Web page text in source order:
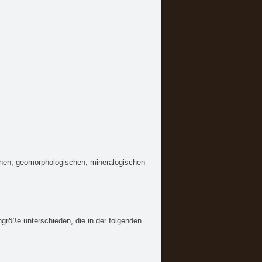
geomorphologischen, mineralogischen
unterschieden, die in der folgenden